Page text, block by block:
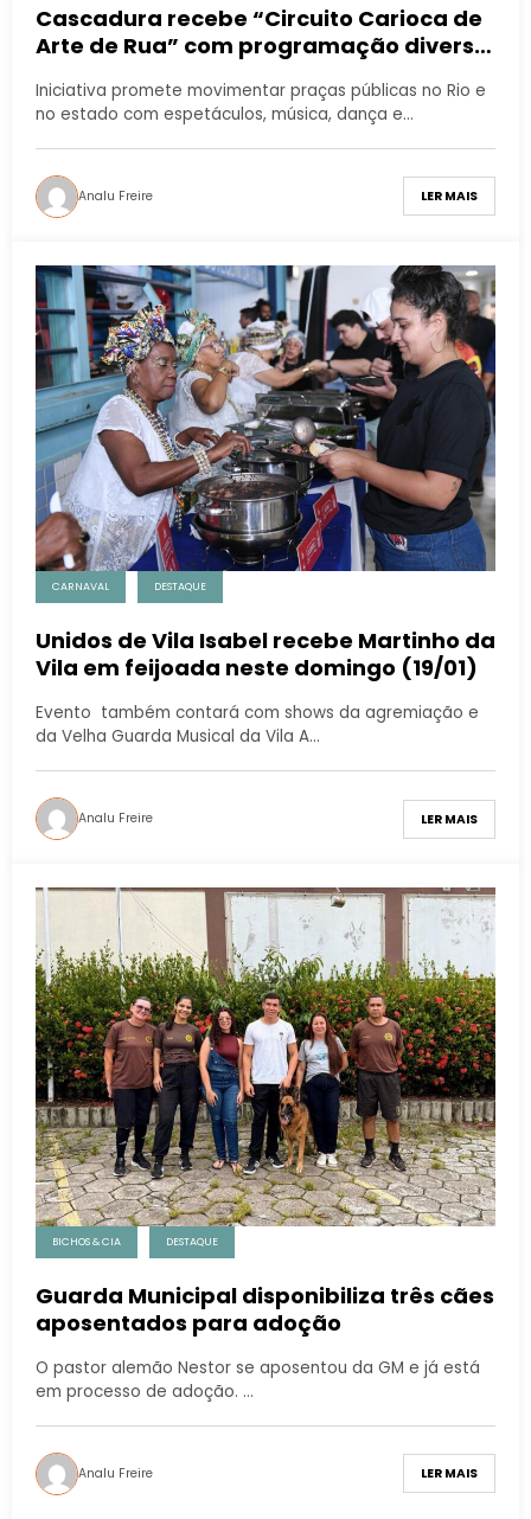
Cascadura recebe “Circuito Carioca de
Arte de Rua” com programação diversa
Iniciativa promete movimentar praças públicas no Rio e
no estado com espetáculos, música, dança e…
Analu Freire LER MAIS
CARNAVAL DESTAQUE
Unidos de Vila Isabel recebe Martinho da
Vila em feijoada neste domingo (19/01)
Evento também contará com shows da agremiação e
da Velha Guarda Musical da Vila A…
Analu Freire LER MAIS
BICHOS & CIA DESTAQUE
Guarda Municipal disponibiliza três cães
aposentados para adoção
O pastor alemão Nestor se aposentou da GM e já está
em processo de adoção. …
Analu Freire LER MAIS